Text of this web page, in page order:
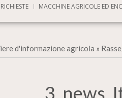
RICHIESTE MACCHINE AGRICOLE ED
d'informazione agricola »